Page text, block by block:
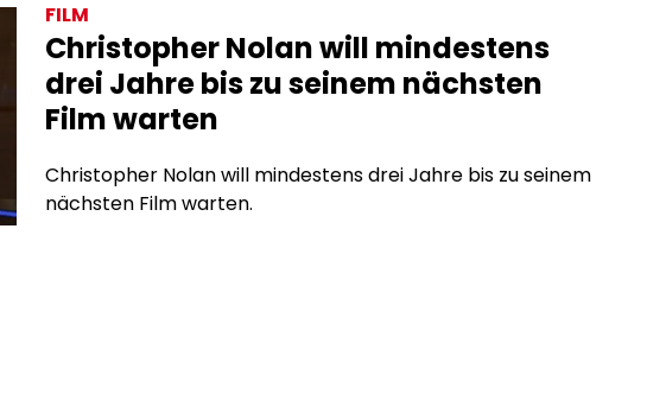
FILM
Christopher Nolan will mindestens
drei Jahre bis zu seinem nächsten
Film warten
Christopher Nolan will mindestens drei Jahre bis zu seinem
nächsten Film warten.